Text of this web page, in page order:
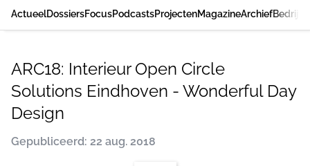
ActueelDossiersFocusPodcastsProjectenMagazineArchief
ARC18: Interieur Open Circle
Solutions Eindhoven - Wonderful Day
Design
Gepubliceerd: 22 aug. 2018